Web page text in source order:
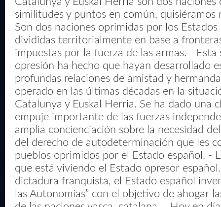
similitudes y puntos en común, quisiéramos
Son dos naciones oprimidas por los Estados
divididas territorialmente en base a
impuestas por la fuerza de las armas. - Esta
opresión ha hecho que hayan desarrollado
profundas relaciones de amistad y
operado en las últimas décadas en la
Catalunya y Euskal Herria. Se ha dado una
empuje importante de las fuerzas
amplia concienciación sobre la necesidad
del derecho de autodeterminación que les
pueblos oprimidos por el Estado español. -
que está viviendo el Estado opresor
dictadura franquista, el Estado español
las Autonomías” con el objetivo de ahogar